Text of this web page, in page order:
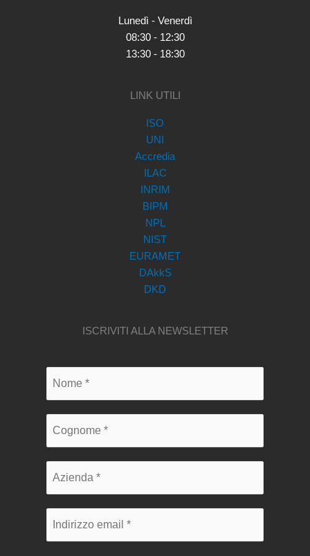
Lunedì - Venerdì
08:30 - 12:30
13:30 - 18:30
LINK UTILI
ISO
UNI
Accredia
ILAC
INRIM
BIPM
NPL
NIST
EURAMET
DAkkS
DKD
ISCRIVITI ALLA NEWSLETTER